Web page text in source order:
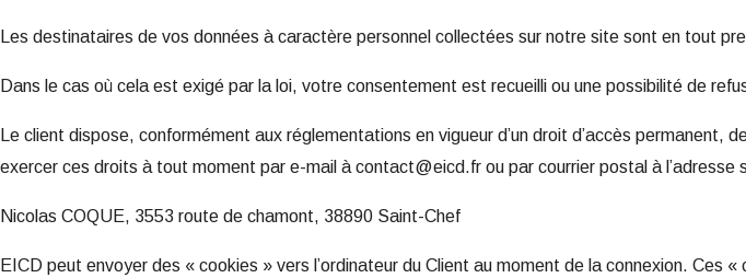
Les destinataires de vos données à caractère personnel collectées sur notre site sont en tout
Dans le cas où cela est exigé par la loi, votre consentement est recueilli ou une possibilité de
Le client dispose, conformément aux réglementations en vigueur d’un droit d’accès
exercer ces droits à tout moment par e-mail à contact@eicd.fr ou par courrier postal à l’adresse
Nicolas COQUE, 3553 route de chamont, 38890 Saint-Chef​
EICD peut envoyer des « cookies » vers l’ordinateur du Client au moment de la connexion.